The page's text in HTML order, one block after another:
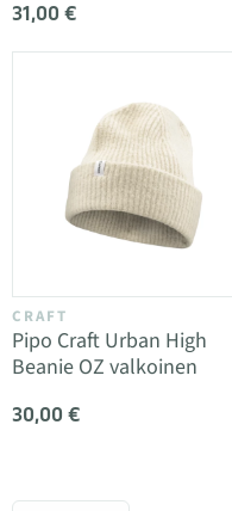
31,00 €
CRAFT
Pipo Craft Urban High
Beanie OZ valkoinen
30,00 €